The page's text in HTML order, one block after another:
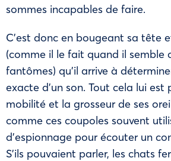
sommes incapables de faire.
C’est donc en bougeant sa tête
(comme il le fait quand il semble
fantômes) qu’il arrive à
exacte d’un son. Tout cela lui est
mobilité et la grosseur de ses
comme ces coupoles souvent
d’espionnage pour écouter un
S’ils pouvaient parler, les chats